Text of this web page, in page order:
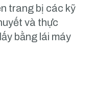
trang bị các kỹ
và thực
bằng lái máy